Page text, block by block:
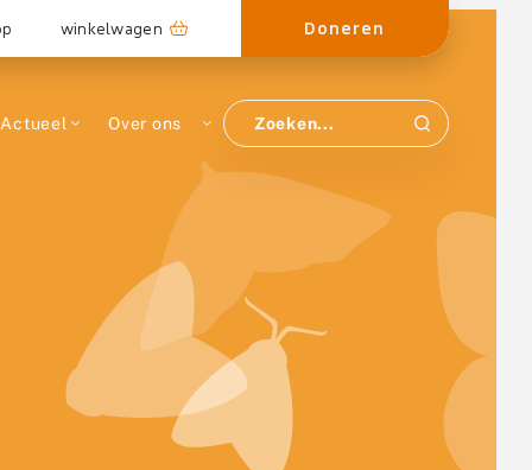
winkelwagen Doneren
Actueel Over ons